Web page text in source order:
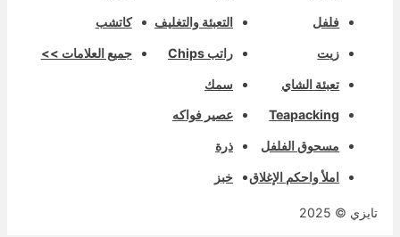
فلفل
زيت
تعبئة الشاي
Teapacking
مسحوق الفلفل
املأ واحكم الإغلاق
التعبئة والتغليف
راتب Chips
سمك
عصير فواكه
ذرة
خبز
كاتشب
جميع العلامات >>
تايزي © 2025